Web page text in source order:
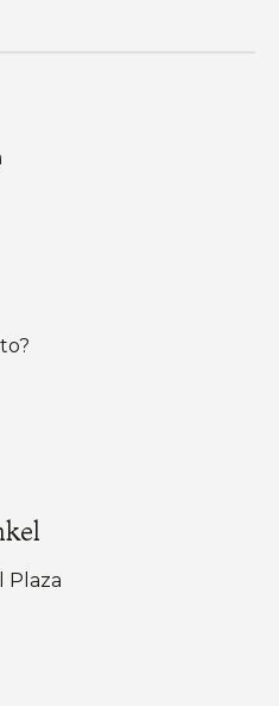
Plaza